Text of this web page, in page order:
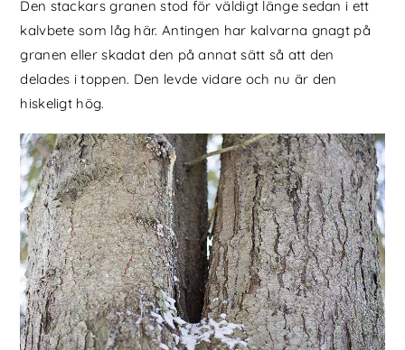
Den stackars granen stod för väldigt länge sedan i ett
kalvbete som låg här. Antingen har kalvarna gnagt på
granen eller skadat den på annat sätt så att den
delades i toppen. Den levde vidare och nu är den
hiskeligt hög.